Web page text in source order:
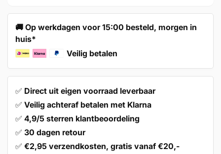
Memphis
32mm
Black
–
🚚 Op werkdagen voor 15:00 besteld, morgen in
huis*
Veilig betalen
✅ Direct uit eigen voorraad leverbaar
✅ Veilig achteraf betalen met Klarna
✅ 4,9/5 sterren klantbeoordeling
✅ 30 dagen retour
✅ €2,95 verzendkosten, gratis vanaf €20,-